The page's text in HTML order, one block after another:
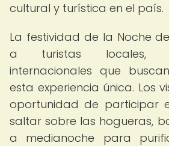
cultural y turística en el país.
La festividad de la Noche
a turistas locales,
internacionales que
esta experiencia única. Los
oportunidad de participar
saltar sobre las hogueras,
a medianoche para